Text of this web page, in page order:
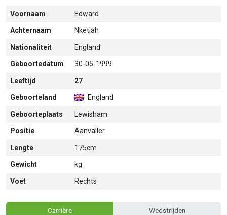
Voornaam Edward
Achternaam Nketiah
Nationaliteit England
Geboortedatum 30-05-1999
Leeftijd 27
Geboorteland England
Geboorteplaats Lewisham
Positie Aanvaller
Lengte 175cm
Gewicht kg
Voet Rechts
Carrière Wedstrijden